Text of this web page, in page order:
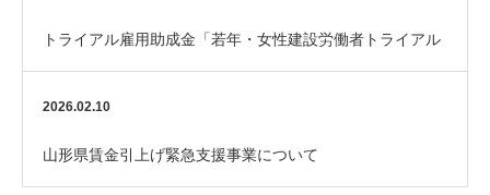
トライアル雇用助成金「若年・女性建設労働者トライアル
コース」のご案内
2026.02.10
山形県賃金引上げ緊急支援事業について